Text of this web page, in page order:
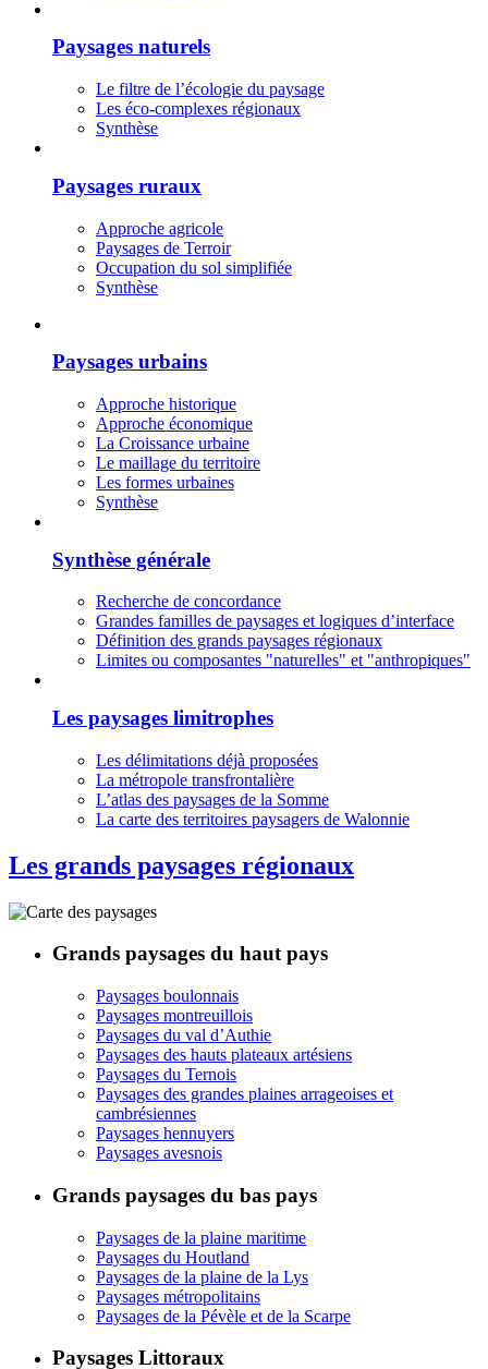
Paysages naturels
Le filtre de l’écologie du paysage
Les éco-complexes régionaux
Synthèse
Paysages ruraux
Approche agricole
Paysages de Terroir
Occupation du sol simplifiée
Synthèse
Paysages urbains
Approche historique
Approche économique
La Croissance urbaine
Le maillage du territoire
Les formes urbaines
Synthèse
Synthèse générale
Recherche de concordance
Grandes familles de paysages et logiques d’interface
Définition des grands paysages régionaux
Limites ou composantes "naturelles" et "anthropiques"
Les paysages limitrophes
Les délimitations déjà proposées
La métropole transfrontalière
L’atlas des paysages de la Somme
La carte des territoires paysagers de Walonnie
Les grands paysages régionaux
Grands paysages du haut pays
Paysages boulonnais
Paysages montreuillois
Paysages du val d’Authie
Paysages des hauts plateaux artésiens
Paysages du Ternois
Paysages des grandes plaines arrageoises et
cambrésiennes
Paysages hennuyers
Paysages avesnois
Grands paysages du bas pays
Paysages de la plaine maritime
Paysages du Houtland
Paysages de la plaine de la Lys
Paysages métropolitains
Paysages de la Pévèle et de la Scarpe
Paysages Littoraux